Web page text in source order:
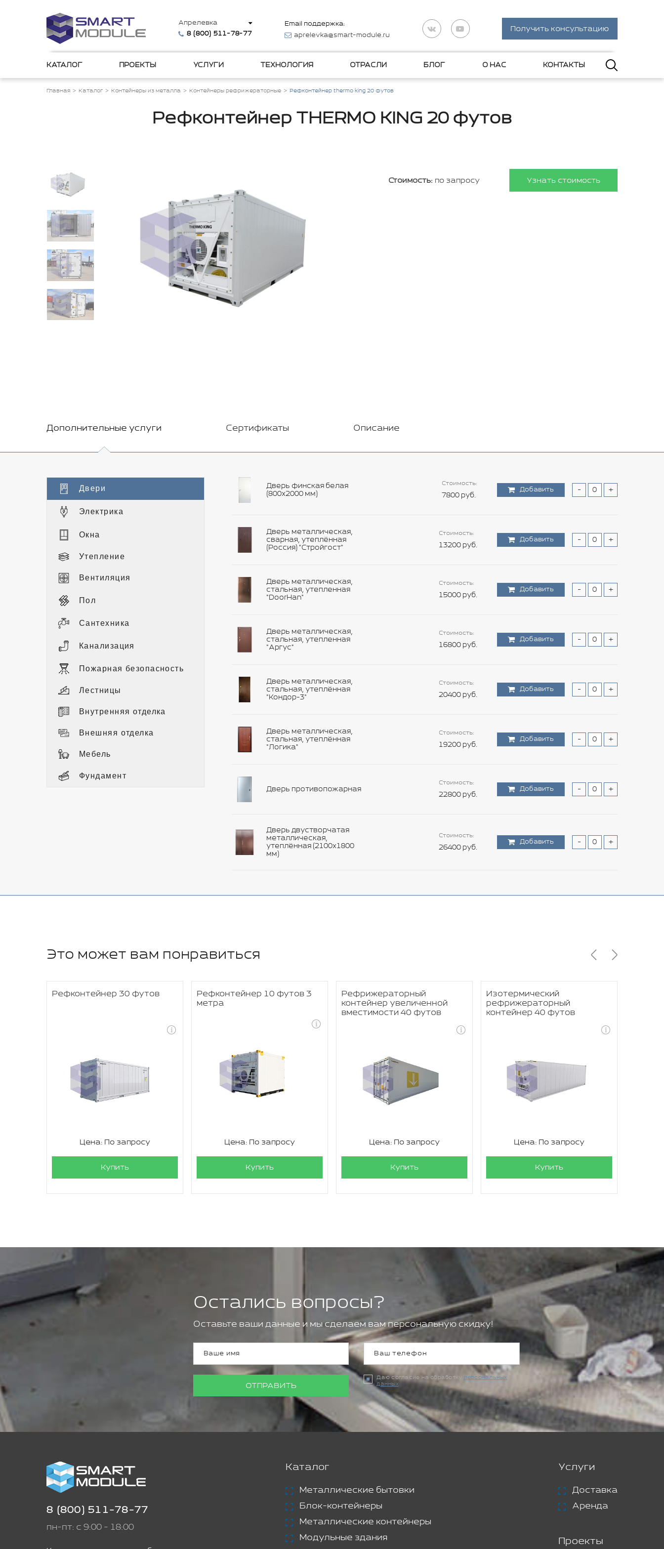
Апрелевка
8 (800) 511-78-77
Email поддержка:
aprelevka@smart-module.ru
Получить консультацию
КАТАЛОГ ПРОЕКТЫ УСЛУГИ ТЕХНОЛОГИЯ ОТРАСЛИ БЛОГ О НАС КОНТАКТЫ
Главная Каталог Контейнеры из металла Контейнеры рефрижераторные Рефконтейнер thermo king 20 футов
Рефконтейнер THERMO KING 20 футов
Стоимость: по запросу Узнать стоимость
Дополнительные услуги Сертификаты Описание
Двери
Электрика
Окна
Утепление
Вентиляция
Пол
Сантехника
Канализация
Пожарная безопасность
Лестницы
Внутренняя отделка
Внешняя отделка
Мебель
Фундамент
Дверь финская белая
(800х2000 мм)
Стоимость:
7800 руб.
Добавить - +
Дверь металлическая,
сварная, утеплённая
(Россия) "Стройгост"
Стоимость:
13200 руб.
Добавить - +
Дверь металлическая,
стальная, утепленная
"DoorHan"
Стоимость:
15000 руб.
Добавить - +
Дверь металлическая,
стальная, утепленная
"Аргус"
Стоимость:
16800 руб.
Добавить - +
Дверь металлическая,
стальная, утеплённая
"Кондор-3"
Стоимость:
20400 руб.
Добавить - +
Дверь металлическая,
стальная, утеплённая
"Логика"
Стоимость:
19200 руб.
Добавить - +
Дверь противопожарная
Стоимость:
22800 руб.
Добавить - +
Дверь двустворчатая
металлическая,
утеплённая (2100х1800
мм)
Стоимость:
26400 руб.
Добавить - +
Это может вам понравиться
Рефконтейнер 30 футов
Цена: По запросу
Купить
Рефконтейнер 10 футов 3
метра
Цена: По запросу
Купить
Рефрижераторный
контейнер увеличенной
вместимости 40 футов
Цена: По запросу
Купить
Изотермический
рефрижераторный
контейнер 40 футов
Цена: По запросу
Купить
Остались вопросы?
Оставьте ваши данные и мы сделаем вам персональную скидку!
ОТПРАВИТЬ
Даю согласие на обработку персональных
данных
8 (800) 511-78-77
пн-пт: с 9:00 - 18:00
Каталог
Металлические бытовки
Блок-контейнеры
Металлические контейнеры
Модульные здания
Услуги
Доставка
Аренда
Проекты